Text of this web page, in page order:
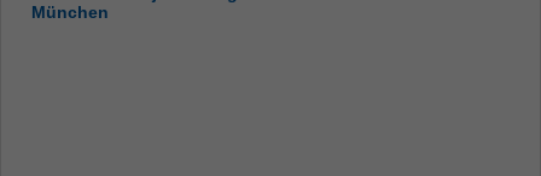
München